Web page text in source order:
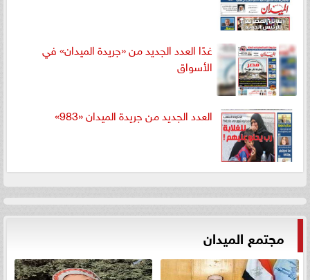
غدًا العدد الجديد من «جريدة الميدان» في
الأسواق
العدد الجديد من جريدة الميدان «983»
مجتمع الميدان